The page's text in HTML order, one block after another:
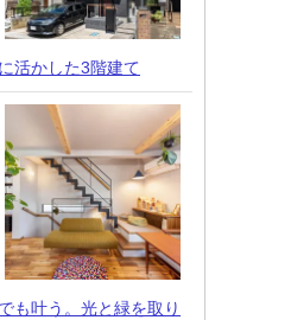
活かした3階建て
も叶う。光と緑を取り